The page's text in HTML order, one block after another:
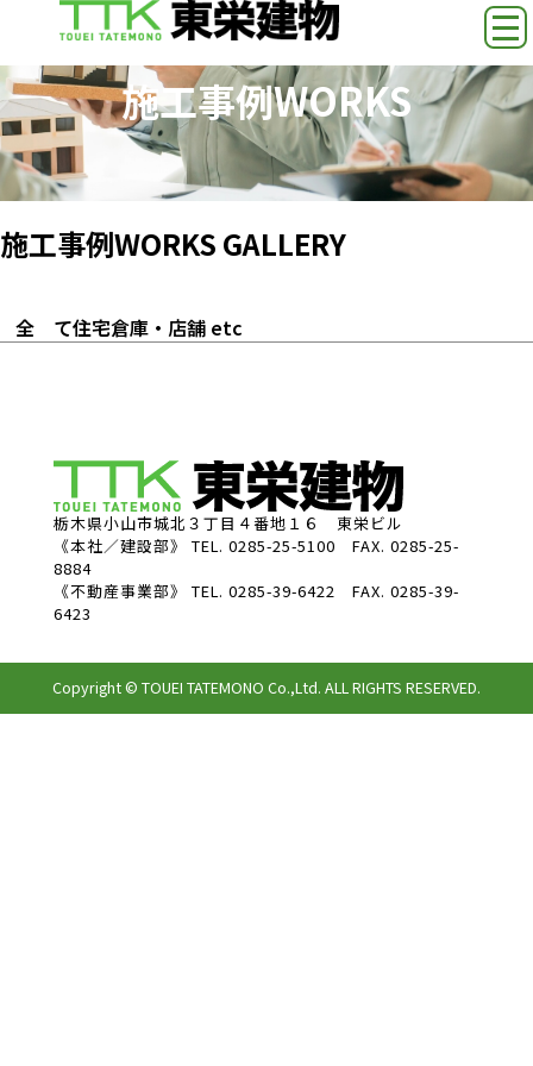
施工事例WORKS
施工事例WORKS GALLERY
全 て住宅倉庫・店舗 etc
栃木県小山市城北３丁目４番地１６ 東栄ビル
《本社／建設部》
TEL. 0285-25-5100 FAX. 0285-25-
8884
《不動産事業部》
TEL. 0285-39-6422 FAX. 0285-39-
6423
Copyright © TOUEI TATEMONO Co.,Ltd. ALL RIGHTS RESERVED.